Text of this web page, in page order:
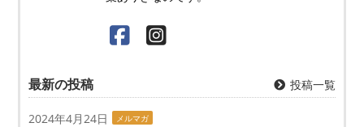
最新の投稿 投稿一覧
2024年4月24日 メルマガ